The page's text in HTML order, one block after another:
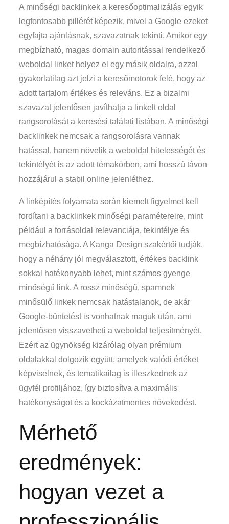
A minőségi backlinkek a keresőoptimalizálás egyik
legfontosabb pillérét képezik, mivel a Google ezeket
egyfajta ajánlásnak, szavazatnak tekinti. Amikor egy
megbízható, magas domain autoritással rendelkező
weboldal linket helyez el egy másik oldalra, azzal
gyakorlatilag azt jelzi a keresőmotorok felé, hogy az
adott tartalom értékes és releváns. Ez a bizalmi
szavazat jelentősen javíthatja a linkelt oldal
rangsorolását a keresési találati listában. A minőségi
backlinkek nemcsak a rangsorolásra vannak
hatással, hanem növelik a weboldal hitelességét és
tekintélyét is az adott témakörben, ami hosszú távon
hozzájárul a stabil online jelenléthez.
A linképítés folyamata során kiemelt figyelmet kell
fordítani a backlinkek minőségi paramétereire, mint
például a forrásoldal relevanciája, tekintélye és
megbízhatósága. A Kanga Design szakértői tudják,
hogy a néhány jól megválasztott, értékes backlink
sokkal hatékonyabb lehet, mint számos gyenge
minőségű link. A rossz minőségű, spamnek
minősülő linkek nemcsak hatástalanok, de akár
Google-büntetést is vonhatnak maguk után, ami
jelentősen visszavetheti a weboldal teljesítményét.
Ezért az ügynökség kizárólag olyan prémium
oldalakkal dolgozik együtt, amelyek valódi értéket
képviselnek, és tematikailag is illeszkednek az
ügyfél profiljához, így biztosítva a maximális
hatékonyságot és a kockázatmentes növekedést.
Mérhető
eredmények:
hogyan vezet a